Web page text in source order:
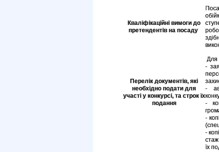
Кваліфікаційні вимоги до
претендентів на посаду
Перелік документів, які
необхідно подати для
участі у конкурсі, та строк їх
подання
Для
-
-
-
-
-
їх